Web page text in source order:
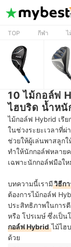
TOP กีฬา ไ
10 ไม้กอล์ฟ
ไฮบริด น้ำหนั
ไม้กอล์ฟ Hybrid เรี
ในช่วงระยะเวลาที่ผ่
ช่วยให้ผู้เล่นพาสลูก
ทำให้นักกอล์ฟหลาย
เฉพาะนักกอล์ฟมือใ
บทความนี้เรามีวิธีก
ต้องการไม้กอล์ฟ
ประสิทธิภาพในการ
หรือ โปรเมษ์ ซึ่งเป็
กอล์ฟ Hybridไม้ไฮ
ด้วย